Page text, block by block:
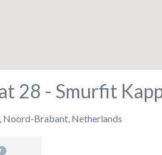
28 - Smurfit
, Noord-Brabant, Netherlands